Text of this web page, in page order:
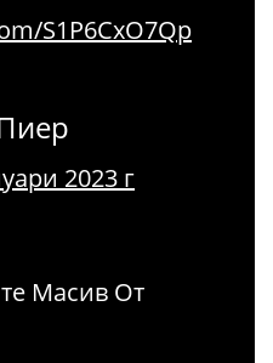
S1P6CxO7Qp
2023 г
Масив От